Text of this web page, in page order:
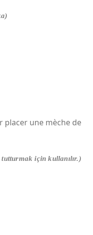
placer une mèche de
için kullanılır.)